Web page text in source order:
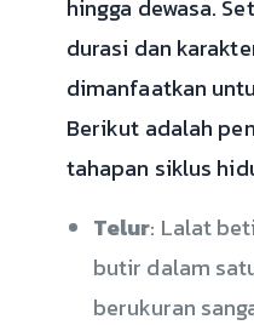
hingga dewasa.
durasi dan
dimanfaatkan
Berikut adalah
tahapan siklus
Telur: Lalat
butir dalam
berukuran